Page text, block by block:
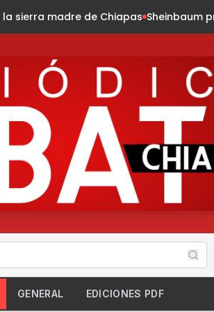
Sheinbaum presenta la Jornada
GENERAL EDICIONES PDF